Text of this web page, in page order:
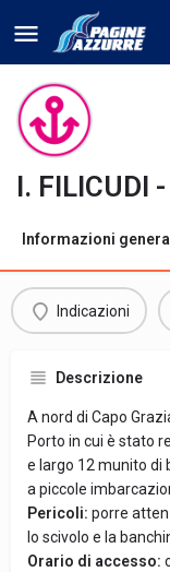
I. FILICUDI
Informazioni
Indicazioni
Descrizione
A nord di Capo
Porto in cui è stato
e largo 12 munito di
a piccole
Pericoli: porre
lo scivolo e la
Orario di accesso: